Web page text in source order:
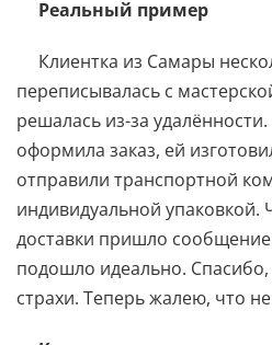
Реальный пример
Клиентка из Самары
переписывалась с
решалась из-за
оформила заказ, ей
отправили транспортной
индивидуальной упаковкой.
доставки пришло
подошло идеально.
страхи. Теперь жалею, что